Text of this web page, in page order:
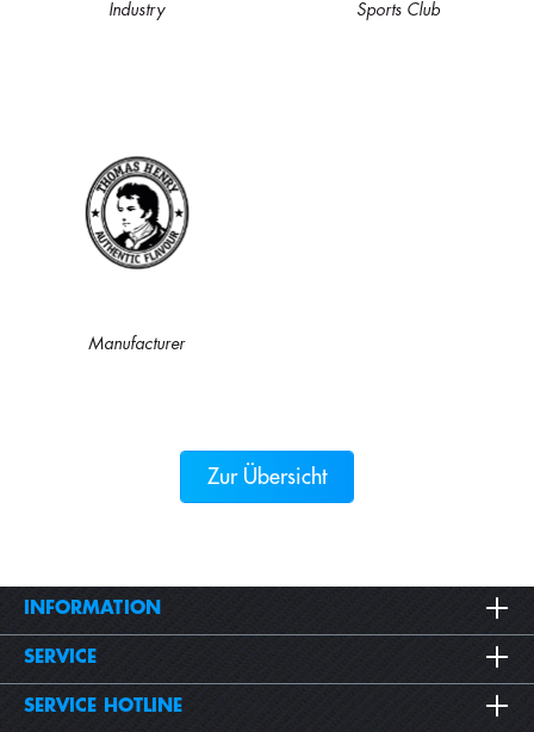
Industry Sports Club
Manufacturer
Zur Übersicht
INFORMATION
SERVICE
SERVICE HOTLINE